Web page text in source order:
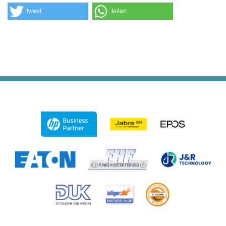
tweet teilen